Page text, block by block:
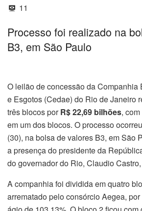
11
Processo foi realizado na
B3, em São Paulo
O leilão de concessão da Companhia
e Esgotos (Cedae) do Rio de Janeiro
três blocos porR$ 22,69 bilhões,
em um dos blocos. O processo
(30), na bolsa de valores B3, em São
a presença do presidente da
do governador do Rio, Claudio
A companhia foi dividida em quatro
arrematado pelo consórcio Aegea,